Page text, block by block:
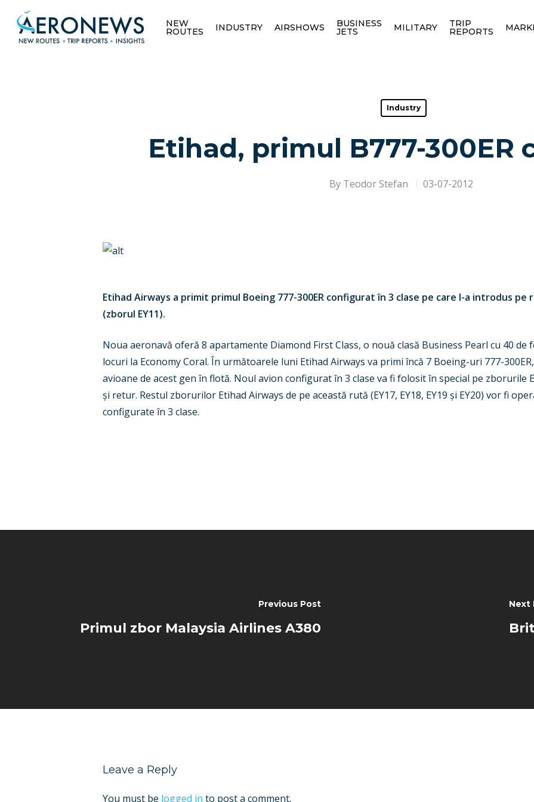
NEW
ROUTES INDUSTRY AIRSHOWS BUSINESS
JETS MILITARY TRIP
REPORTS
Industry
Etihad, primul B777-300ER
By Teodor Stefan 03-07-2012
Etihad Airways a primit primul Boeing 777-300ER configurat în 3 clase pe care l-a introdus
(zborul EY11).
Noua aeronavă oferă 8 apartamente Diamond First Class, o nouă clasă Business Pearl cu 40
locuri la Economy Coral. În următoarele luni Etihad Airways va primi încă 7 Boeing-uri 777-
avioane de acest gen în flotă. Noul avion configurat în 3 clase va fi folosit în special pe zborurile
și retur. Restul zborurilor Etihad Airways de pe această rută (EY17, EY18, EY19 și EY20) vor fi
configurate în 3 clase.
Previous Post
Primul zbor Malaysia Airlines A380
Next
Leave a Reply
You must be logged in to post a comment.